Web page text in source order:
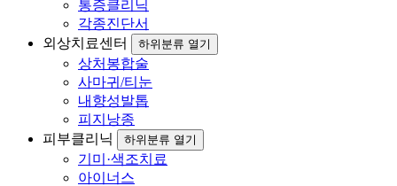
통증클리닉
각종진단서
외상치료센터
하위분류 열기
상처봉합술
사마귀/티눈
내향성발톱
피지낭종
피부클리닉
하위분류 열기
기미·색조치료
아이너스